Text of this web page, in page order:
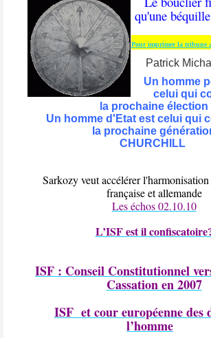
qu'une
Pour imprimer la tribune
Patrick
Un homme
celui qui
la prochaine élection
Un homme d'Etat est celui qui
la prochaine
CHURCHILL
Sarkozy veut accélérer
française et allemande
Les échos 02.10.10
L’ISF est il
ISF : Conseil Constitutionnel
Cassation en 2007
ISF et cour européenne des
l’homme